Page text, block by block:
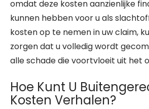
omdat deze kosten aanzienlijke
kunnen hebben voor u als
kosten op te nemen in uw claim,
zorgen dat u volledig wordt
alle schade die voortvloeit uit het
Hoe Kunt U
Kosten Verhalen?